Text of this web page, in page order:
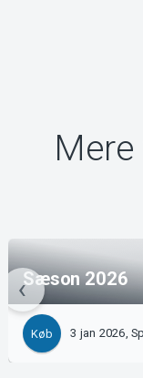
Sæson 2026
Køb 3 jan 2026,